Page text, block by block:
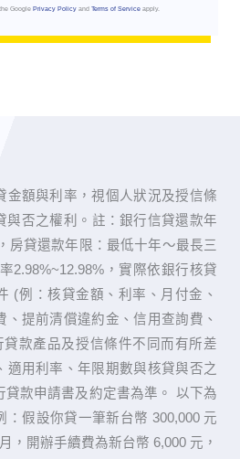
Google Privacy Policy and Terms of Service apply.
金額與利率，視個人狀況及授信條
否之權利。 ​註：銀行信貸還款年
房貸還款年限：最低十年～最長三
2.98%~12.98%，實際依銀行核貸
(例：核貸金額、利率、月付金、
、提前清償違約金、信用查詢費、
款產品及授信條件不同而有所差
適用利率、年限期數與核貸與否之
款申請書及約定書為準。 以下為
：假設你貸一筆新台幣 300,000 元
，開辦手續費為新台幣 6,000 元，